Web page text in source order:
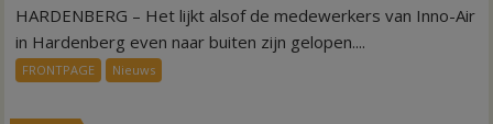
Warmte
HARDENBERG – Het lijkt alsof de medewerkers van Inno-Air
in Hardenberg even naar buiten zijn gelopen....
FRONTPAGE Nieuws